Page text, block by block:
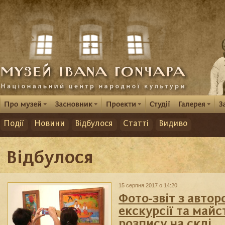
Події Новини Відбулося Статті Видиво
Відбулося
15 серпня 2017 о 14:20
Фото-звіт з
екскурсії та